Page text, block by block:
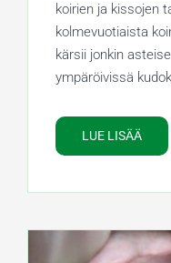
koirien ja kissojen
kolmevuotiaista
kärsii jonkin
ympäröivissä
LUE LISÄÄ